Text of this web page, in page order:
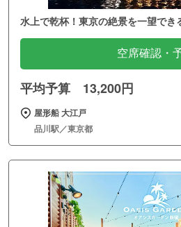
水上で乾杯！東京の絶景を一望でき
空席確認・
平均予算 13,200円
屋形船 大江戸
品川駅／東京都